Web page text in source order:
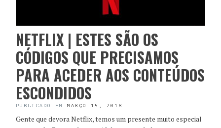
NETFLIX | ESTES SÃO OS
CÓDIGOS QUE PRECISAMOS
PARA ACEDER AOS CONTEÚDOS
ESCONDIDOS
PUBLICADO EM MARÇO 15, 2018
Gente que devora Netflix, temos um presente muito especial